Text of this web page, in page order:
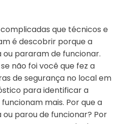
que técnicos e
é descobrir porque a
pararam de funcionar.
não foi você que fez a
de segurança no local em
para identificar a
mais. Por que a
parou de funcionar? Por